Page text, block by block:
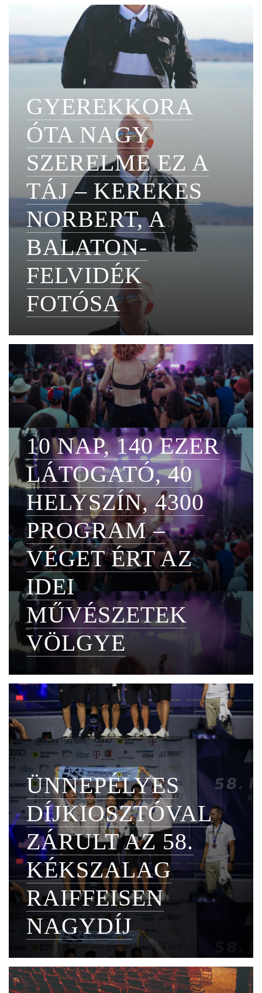
GYEREKKORA
ÓTA NAGY
SZERELME EZ A
TÁJ – KEREKES
NORBERT, A
BALATON-
FELVIDÉK
FOTÓSA
10 NAP, 140 EZER
LÁTOGATÓ, 40
HELYSZÍN, 4300
PROGRAM –
VÉGET ÉRT AZ
IDEI
MŰVÉSZETEK
VÖLGYE
ÜNNEPÉLYES
DÍJKIOSZTÓVAL
ZÁRULT AZ 58.
KÉKSZALAG
RAIFFEISEN
NAGYDÍJ